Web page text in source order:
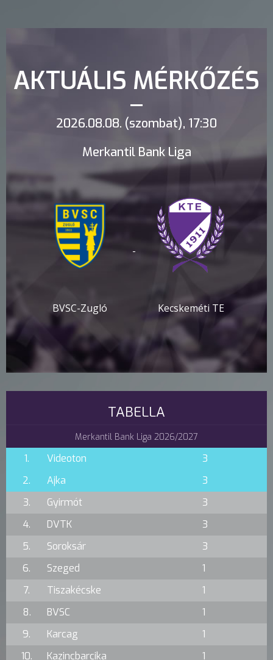
AKTUÁLIS MÉRKŐZÉS
2026.08.08. (szombat), 17:30
Merkantil Bank Liga
BVSC-Zugló
-
Kecskeméti TE
TABELLA
Merkantil Bank Liga 2026/2027
1. Videoton
3
2.
Ajka
3
3.
Gyirmót
3
4.
DVTK
3
5.
Soroksár
3
6.
Szeged
1
7.
Tiszakécske
1
8.
BVSC
1
9.
Karcag
1
10.
Kazincbarcika 1